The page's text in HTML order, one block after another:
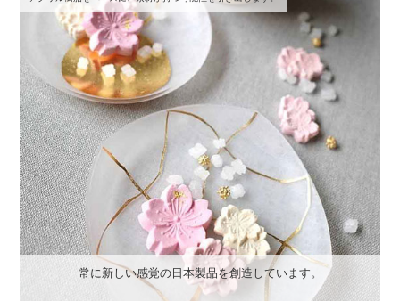
常に新しい感覚の日本製品を創造しています。